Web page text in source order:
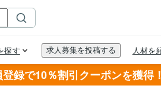
録で10％割引クーポンを獲得！